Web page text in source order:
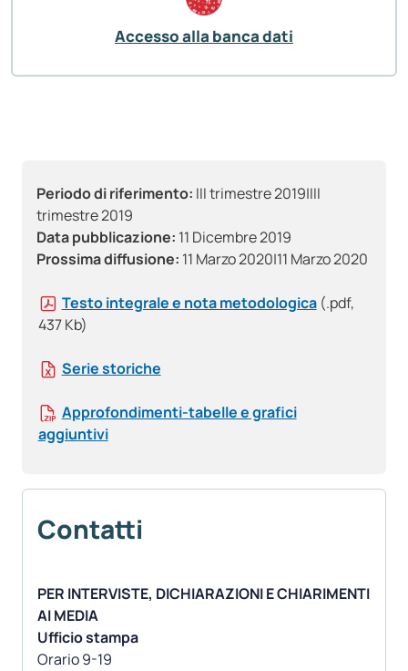
Periodo di riferimento: III trimestre 2019|III
trimestre 2019
Data pubblicazione: 11 Dicembre 2019
Prossima diffusione: 11 Marzo 2020|11 Marzo 2020
Testo integrale e nota metodologica (.pdf,
437 Kb)
Serie storiche
Approfondimenti-tabelle e grafici
aggiuntivi
Contatti
PER INTERVISTE, DICHIARAZIONI E CHIARIMENTI
AI MEDIA
Ufficio stampa
Orario 9-19
Accesso alla banca dati